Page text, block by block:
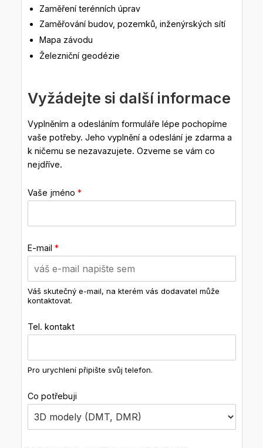
Zaměření terénních úprav
Zaměřování budov, pozemků, inženýrských sítí
Mapa závodu
Železniční geodézie
Vyžádejte si další informace
Vyplněním a odesláním formuláře lépe pochopíme
vaše potřeby. Jeho vyplnění a odeslání je zdarma a
k ničemu se nezavazujete. Ozveme se vám co
nejdříve.
Vaše jméno *
E-mail *
Váš skutečný e-mail, na kterém vás dodavatel může
kontaktovat.
Tel. kontakt
Pro urychlení připište svůj telefon.
Co potřebuji